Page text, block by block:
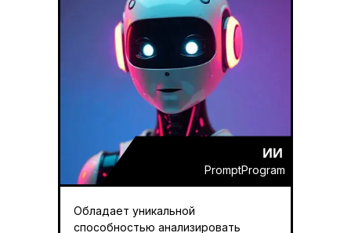
Обладает уникальной
способностью анализировать
ИИ
PromptProgram